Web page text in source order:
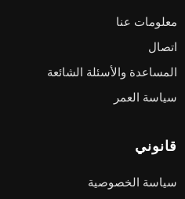
معلومات عنا
اتصال
المساعدة والأسئلة الشائعة
سياسة العمر
قانوني
سياسة الخصوصية